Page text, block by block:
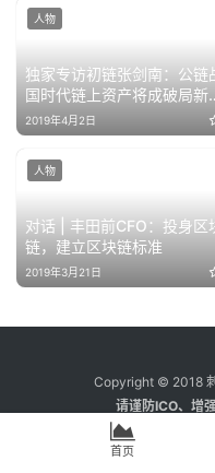
独家专访初链张剑南：公链
国时代链上资产将成破局新
向
2019年4月2日
人物
对话 | 丰田前CFO：投身区
链，建立区块链标准
2019年3月21日
人物
Copyright © 2018
请谨防ICO、增
首页